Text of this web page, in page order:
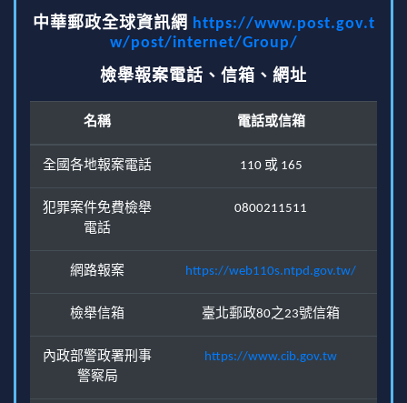
中華郵政全球資訊網 https://www.post.gov.t
w/post/internet/Group/
檢舉報案電話、信箱、網址
名稱 電話或信箱
全國各地報案電話 110 或 165
犯罪案件免費檢舉
電話
0800211511
網路報案 https://web110s.ntpd.gov.tw/
檢舉信箱 臺北郵政80之23號信箱
內政部警政署刑事
警察局
https://www.cib.gov.tw